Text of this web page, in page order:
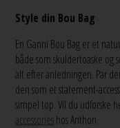
Style din Bou Bag
En Ganni Bou Bag er et
både som skuldertoaske og
alt efter anledningen. Par
den som et statement-
simpel top. Vil du udforske
accessorieshos Anthon.